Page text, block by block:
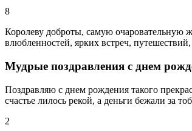
8
Королеву доброты, самую очаровательную
влюбленностей, ярких встреч,
Мудрые поздравления с днем
Поздравляю с днем рождения такого
счастье лилось рекой, а деньги бежали за
2